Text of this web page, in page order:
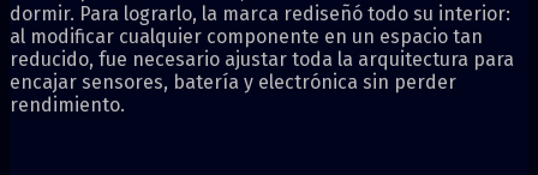
dormir. Para lograrlo, la marca rediseñó todo su interior:
al modificar cualquier componente en un espacio tan
reducido, fue necesario ajustar toda la arquitectura para
encajar sensores, batería y electrónica sin perder
rendimiento.